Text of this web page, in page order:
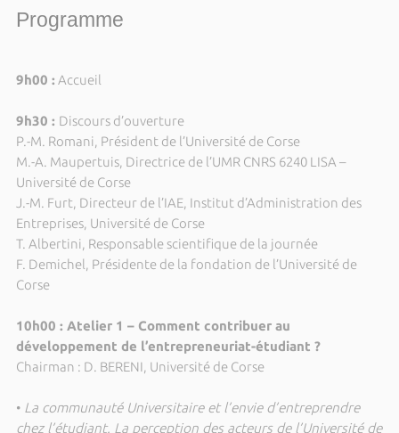
Programme
9h00 : Accueil
9h30 : Discours d’ouverture
P.-M. Romani, Président de l’Université de Corse
M.-A. Maupertuis, Directrice de l’UMR CNRS 6240 LISA –
Université de Corse
J.-M. Furt, Directeur de l’IAE, Institut d’Administration des
Entreprises, Université de Corse
T. Albertini, Responsable scientifique de la journée
F. Demichel, Présidente de la fondation de l’Université de
Corse
10h00 : Atelier 1 – Comment contribuer au
développement de l’entrepreneuriat-étudiant ?
Chairman : D. BERENI, Université de Corse
•La communauté Universitaire et l’envie d’entreprendre
chez l’étudiant. La perception des acteurs de l’Université de